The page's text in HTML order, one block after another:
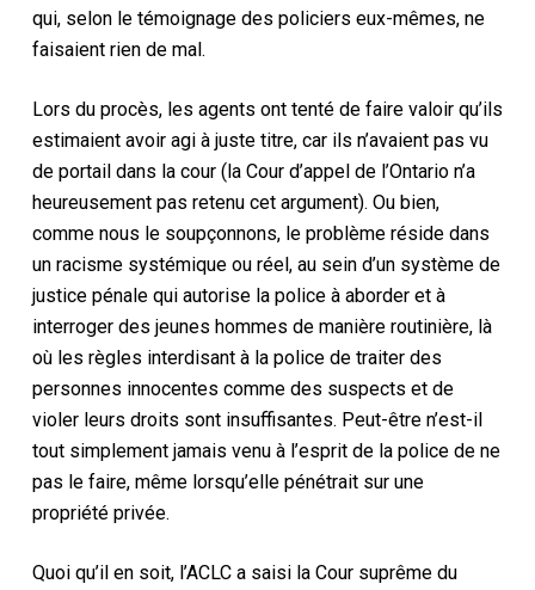
qui, selon le témoignage des policiers eux-mêmes, ne
faisaient rien de mal.
Lors du procès, les agents ont tenté de faire valoir qu’ils
estimaient avoir agi à juste titre, car ils n’avaient pas vu
de portail dans la cour (la Cour d’appel de l’Ontario n’a
heureusement pas retenu cet argument). Ou bien,
comme nous le soupçonnons, le problème réside dans
un racisme systémique ou réel, au sein d’un système de
justice pénale qui autorise la police à aborder et à
interroger des jeunes hommes de manière routinière, là
où les règles interdisant à la police de traiter des
personnes innocentes comme des suspects et de
violer leurs droits sont insuffisantes. Peut-être n’est-il
tout simplement jamais venu à l’esprit de la police de ne
pas le faire, même lorsqu’elle pénétrait sur une
propriété privée.
Quoi qu’il en soit, l’ACLC a saisi la Cour suprême du